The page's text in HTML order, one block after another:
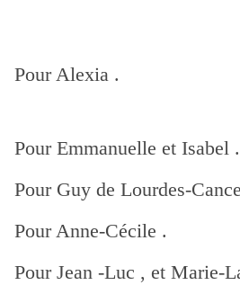
Pour Alexia .
Pour Emmanuelle et Isabel .
Pour Guy de Lourdes-
Pour Anne-Cécile .
Pour Jean -Luc , et Marie-